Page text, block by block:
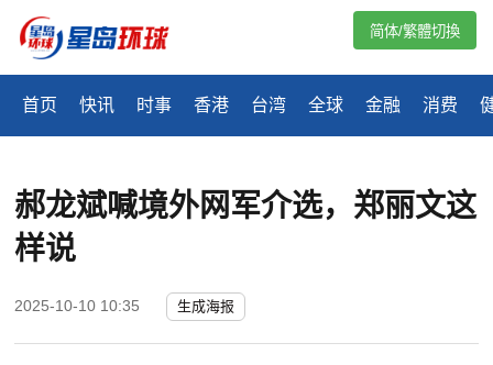
首页 快讯 时事 香港 台湾 全球 金融 消费
简体/繁體切換
郝龙斌喊境外网军介选，郑丽文这
样说
2025-10-10 10:35 生成海报